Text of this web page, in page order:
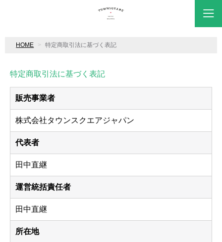
HOME 特定商取引法に基づく表記
特定商取引法に基づく表記
販売事業者
株式会社タウンスクエアジャパン
代表者
田中直継
運営統括責任者
田中直継
所在地